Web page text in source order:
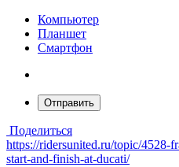
Компьютер
Планшет
Смартфон
Отправить
Поделиться
https://ridersunited.ru/topic/4528-
start-and-finish-at-ducati/